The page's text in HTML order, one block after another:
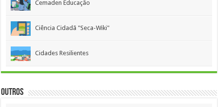
Cemaden Educação
Ciência Cidadã "Seca-Wiki"
Cidades Resilientes
Outros